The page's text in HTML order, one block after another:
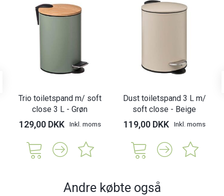
Trio toiletspand m/ soft
close 3 L - Grøn
129,00 DKK Inkl. moms
Dust toiletspand 3 L m/
soft close - Beige
119,00 DKK Inkl. moms
Andre købte også